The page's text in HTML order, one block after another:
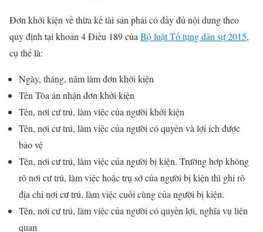
Đơn khởi kiện về thừa kế tài sản phải có đầy đủ nội dung theo
quy định tại khoản 4 Điều 189 củaBộ luật Tố tụng dân sự 2015,
cụ thể là:
Ngày, tháng, năm làm đơn khởi kiện
Tên Tòa án nhận đơn khởi kiện
Tên, nơi cư trú, làm việc của người khởi kiện
Tên, nơi cư trú, làm việc của người có quyền và lợi ích được
bảo vệ
Tên, nơi cư trú, làm việc của người bị kiện. Trường hơp không
rõ nơi cư trú, làm việc hoặc trụ sở của người bị kiện thì ghi rõ
địa chỉ nơi cư trú, làm việc cuối cùng của người bị kiện.
Tên, nơi cư trú, làm việc của người có quyền lợi, nghĩa vụ liên
quan